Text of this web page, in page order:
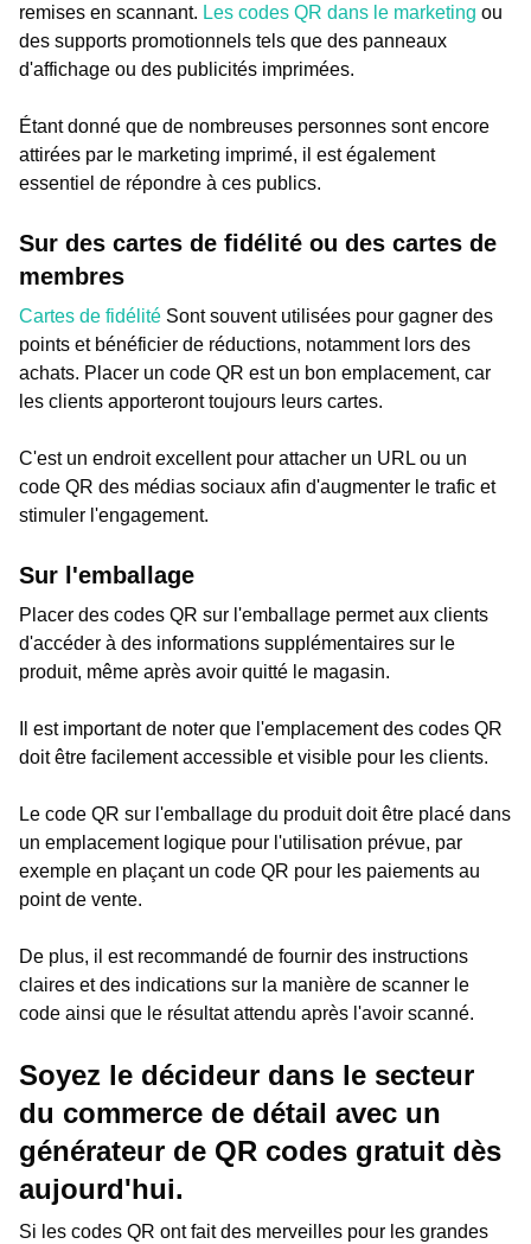
remises en scannant. Les codes QR dans le marketing ou
des supports promotionnels tels que des panneaux
d'affichage ou des publicités imprimées.
Étant donné que de nombreuses personnes sont encore
attirées par le marketing imprimé, il est également
essentiel de répondre à ces publics.
Sur des cartes de fidélité ou des cartes de
membres
Cartes de fidélité Sont souvent utilisées pour gagner des
points et bénéficier de réductions, notamment lors des
achats. Placer un code QR est un bon emplacement, car
les clients apporteront toujours leurs cartes.
C'est un endroit excellent pour attacher un URL ou un
code QR des médias sociaux afin d'augmenter le trafic et
stimuler l'engagement.
Sur l'emballage
Placer des codes QR sur l'emballage permet aux clients
d'accéder à des informations supplémentaires sur le
produit, même après avoir quitté le magasin.
Il est important de noter que l'emplacement des codes QR
doit être facilement accessible et visible pour les clients.
Le code QR sur l'emballage du produit doit être placé dans
un emplacement logique pour l'utilisation prévue, par
exemple en plaçant un code QR pour les paiements au
point de vente.
De plus, il est recommandé de fournir des instructions
claires et des indications sur la manière de scanner le
code ainsi que le résultat attendu après l'avoir scanné.
Soyez le décideur dans le secteur
du commerce de détail avec un
générateur de QR codes gratuit dès
aujourd'hui.
Si les codes QR ont fait des merveilles pour les grandes